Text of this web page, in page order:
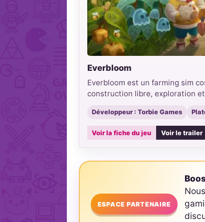
Everbloom
Everbloom est un farming sim
construction libre, exploration
Développeur : Torbie Games
Voir la fiche du jeu Voir le trailer
ESPACE PARTENAIRE